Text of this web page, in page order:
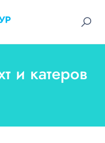
и катеров